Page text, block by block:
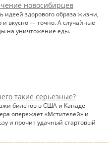
новосибирцев
идеей здорового образа жизни,
и вкусно — точно. А случайные
на уничтожение еды.
такие серьезные?
билетов в США и Канаде
опережает «Мстителей» и
и прочит удачный стартовый